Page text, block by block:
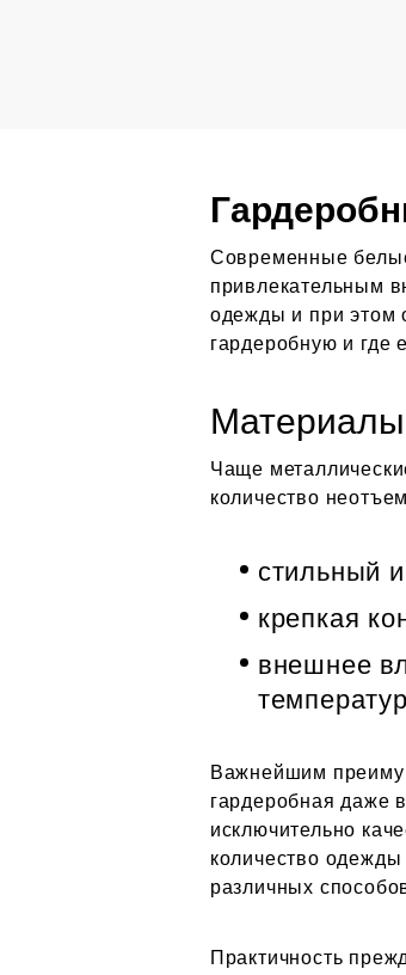
Современные
привлекательным
одежды и при этом
гардеробную и где
Материалы
Чаще
количество
стильный
крепкая
внешнее
Важнейшим
гардеробная даже
исключительно
количество
различных
Практичность